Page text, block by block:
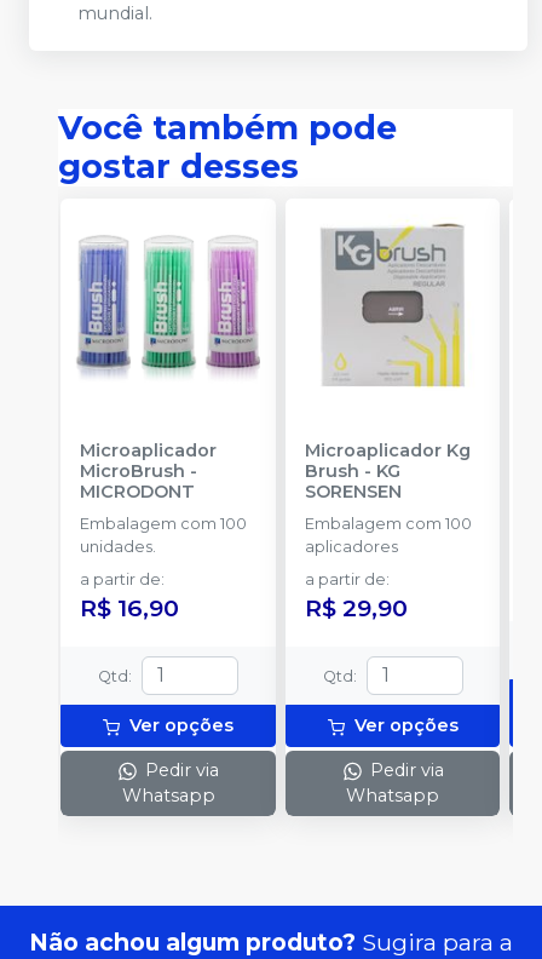
mundial.
Você também pode
gostar desses
Microaplicador
MicroBrush -
MICRODONT
Embalagem com 100
unidades.
a partir de:
R$ 16,90
Qtd :
Ver opções
Pedir via
Whatsapp
Microaplicador Kg
Brush - KG
SORENSEN
Embalagem com 100
aplicadores
a partir de:
R$ 29,90
Qtd :
Ver opções
Pedir via
Whatsapp
Não achou algum produto? Sugira para a